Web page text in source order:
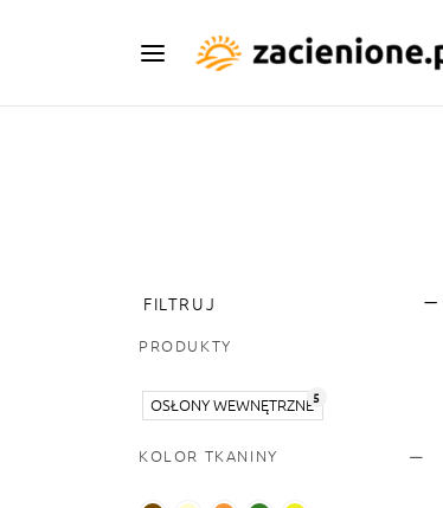
FILTRUJ
PRODUKTY
5
OSŁONY WEWNĘTRZNE
KOLOR TKANINY